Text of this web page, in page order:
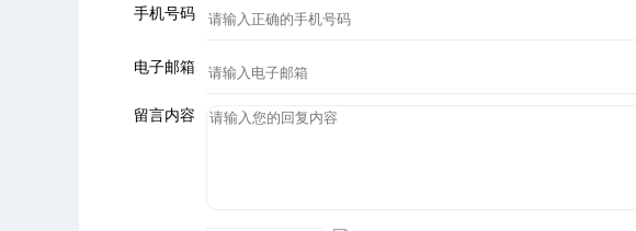
手机号码
电子邮箱
留言内容